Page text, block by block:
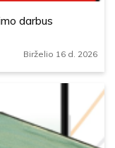
darbus
Birželio 16 d. 2026